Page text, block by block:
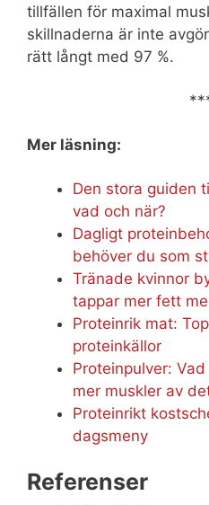
tillfällen för maximal
skillnaderna är inte
rätt långt med 97 %.
Mer läsning:
Den stora guiden
vad och när?
Dagligt
behöver du som
Tränade kvinnor
tappar mer fett
Proteinrik mat:
proteinkällor
Proteinpulver:
mer muskler av
Proteinrikt
dagsmeny
Referenser